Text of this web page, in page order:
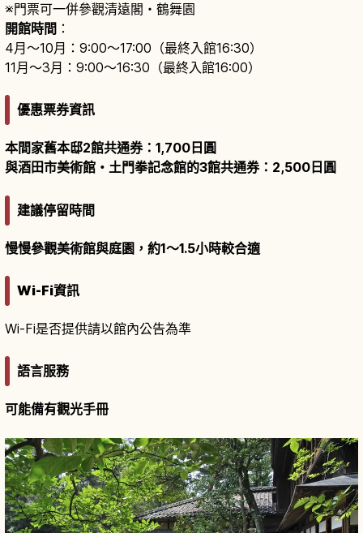
※門票可一併參觀清遠閣・鶴舞園
開館時間 ：
4月〜10月：9:00〜17:00（最終入館16:30）
11月〜3月：9:00〜16:30（最終入館16:00）
優惠票券資訊
本間家舊本邸2館共通券：1,700日圓
與酒田市美術館・土門拳記念館的3館共通券：2,500日圓
建議停留時間
慢慢參觀美術館與庭園，約1〜1.5小時較合適
Wi-Fi資訊
Wi-Fi是否提供請以館內公告為準
語言服務
可能備有觀光手冊